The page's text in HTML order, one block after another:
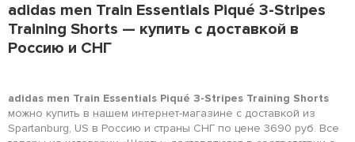
adidas men Train Essentials Piqué 3-Stripes
Training Shorts — купить с доставкой в
Россию и СНГ
adidas men Train Essentials Piqué 3-Stripes Training Shorts
можно купить в нашем интернет-магазине с доставкой из
Spartanburg, US в Россию и страны СНГ по цене 3690 руб. Все